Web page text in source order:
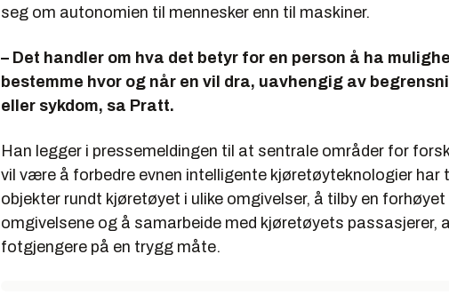
seg om autonomien til mennesker enn til maskiner.
– Det handler om hva det betyr for en person å ha
bestemme hvor og når en vil dra, uavhengig av
eller sykdom, sa Pratt.
Han legger i pressemeldingen til at sentrale områder for
vil være å forbedre evnen intelligente kjøretøyteknologier har
objekter rundt kjøretøyet i ulike omgivelser, å tilby en forhøyet
omgivelsene og å samarbeide med kjøretøyets passasjerer,
fotgjengere på en trygg måte.